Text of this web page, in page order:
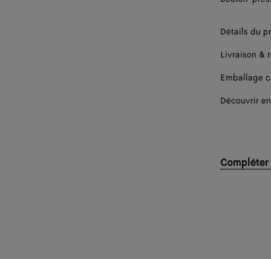
Détails du
Livraison &
Emballage
Découvrir